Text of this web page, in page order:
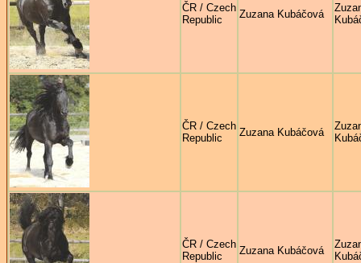
ČR / Czech
Republic
Zuzana Kubáčová
ČR / Czech
Republic
Zuzana Kubáčová
ČR / Czech
Republic
Zuzana Kubáčová